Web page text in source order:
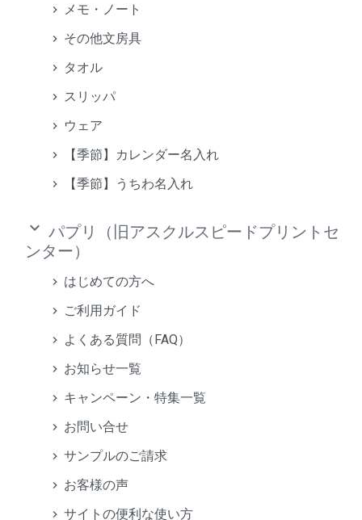
メモ・ノート
その他文房具
タオル
スリッパ
ウェア
【季節】カレンダー名入れ
【季節】うちわ名入れ
keyboard_arrow_down パプリ（旧アスクルスピードプリントセ
ンター）
はじめての方へ
ご利用ガイド
よくある質問（FAQ）
お知らせ一覧
キャンペーン・特集一覧
お問い合せ
サンプルのご請求
お客様の声
サイトの便利な使い方